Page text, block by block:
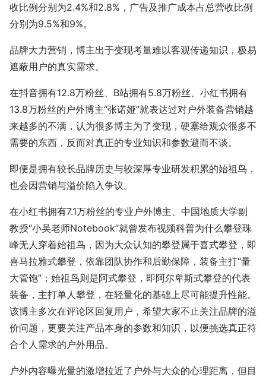
收比例分别为2.4%和2.8%，广告及推广成本占总营收比例
分别为9.5%和9%。
品牌大力营销，博主出于变现考量难以客观传递知识，极易
遮蔽用户的真实需求。
在抖音拥有12.8万粉丝、B站拥有5.8万粉丝、小红书拥有
13.8万粉丝的户外博主“张诺娅”就表达过对户外装备营销越
来越多的不满，认为很多博主为了变现，硬塞给观众很多不
需要的东西，反而对真正的专业知识和参数避而不谈。
即便是拥有较长品牌历史与较深厚专业研发积累的始祖鸟，
也会因营销与溢价陷入争议。
在小红书拥有7.1万粉丝的专业户外博主、中国地质大学副
教授“小吴老师Notebook”就曾发布视频科普为什么攀登珠
峰无人穿着始祖鸟，因为大众认知的攀登属于喜式攀登，即
喜马拉雅式攀登，依靠团队协作和后勤保障，装备主打“量
大管饱”；始祖鸟则是阿式攀登，即阿尔卑斯式攀登的代表
装备，主打单人攀登，在轻量化的基础上尽可能提升性能。
该博主多次在评论区回复用户，希望大家不止关注品牌的溢
价问题，更要关注产品本身的参数和知识，以便挑选真正符
合个人需求的户外用品。
户外内容曝光量的激增拉近了户外与大众的心理距离，但目